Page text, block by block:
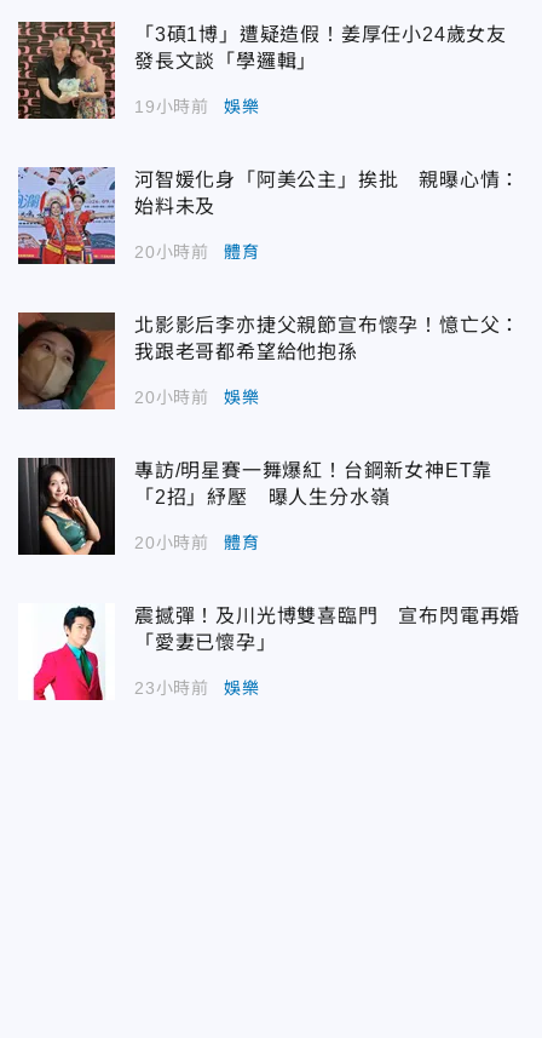
「3碩1博」遭疑造假！姜厚任小24歲女友
發長文談「學邏輯」
19小時前 娛樂
河智媛化身「阿美公主」挨批 親曝心情：
始料未及
20小時前 體育
北影影后李亦捷父親節宣布懷孕！憶亡父：
我跟老哥都希望給他抱孫
20小時前 娛樂
專訪/明星賽一舞爆紅！台鋼新女神ET靠
「2招」紓壓 曝人生分水嶺
20小時前 體育
震撼彈！及川光博雙喜臨門 宣布閃電再婚
「愛妻已懷孕」
23小時前 娛樂